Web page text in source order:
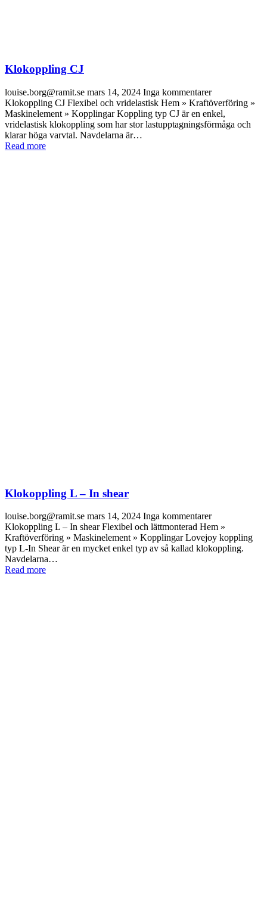
Klokoppling CJ
louise.borg@ramit.se mars 14, 2024 Inga kommentarer
Klokoppling CJ Flexibel och vridelastisk Hem » Kraftöverföring »
Maskinelement » Kopplingar Koppling typ CJ är en enkel,
vridelastisk klokoppling som har stor lastupptagningsförmåga och
klarar höga varvtal. Navdelarna är…
Read more
Klokoppling L – In shear
louise.borg@ramit.se mars 14, 2024 Inga kommentarer
Klokoppling L – In shear Flexibel och lättmonterad Hem »
Kraftöverföring » Maskinelement » Kopplingar Lovejoy koppling
typ L-In Shear är en mycket enkel typ av så kallad klokoppling.
Navdelarna…
Read more